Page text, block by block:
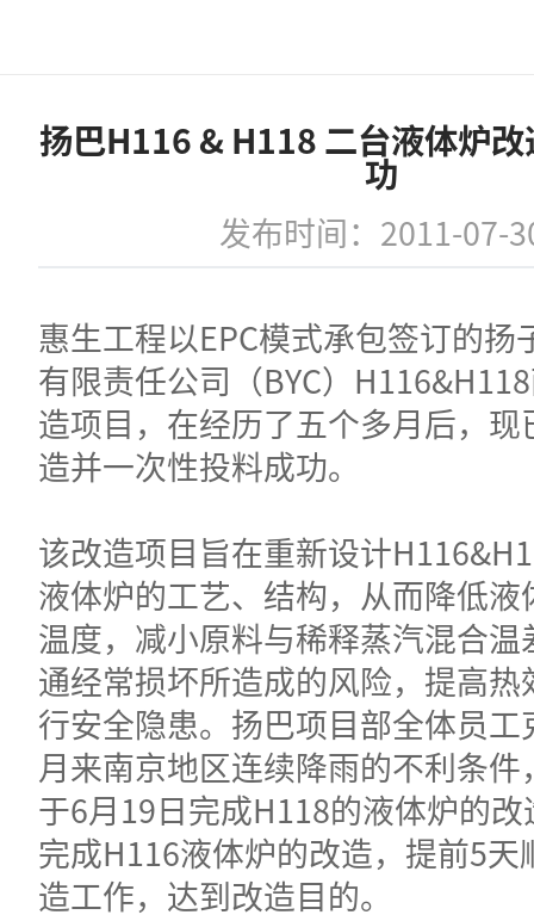
扬巴H116 & H118 二台液体炉
功
发布时间：2011-07-
惠生工程以EPC模式承包签订的扬
有限责任公司（BYC）
造项目，在经历了五个多月后，
造并一次性投料成功。
该改造项目旨在重新设计
液体炉的工艺、结构，从而降低
温度，减小原料与稀释蒸汽混合
通经常损坏所造成的风险，提高
行安全隐患。扬巴项目部全体员
月来南京地区连续降雨的不利条
于6月19日完成H118的液体炉的
完成H116液体炉的改造，提前5天
造工作，达到改造目的。